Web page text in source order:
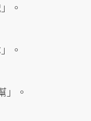
。
。
」。